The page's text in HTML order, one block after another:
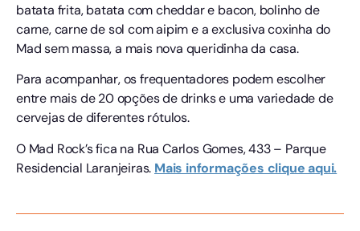
batata frita, batata com cheddar e bacon, bolinho de
carne, carne de sol com aipim e a exclusiva coxinha do
Mad sem massa, a mais nova queridinha da casa.
Para acompanhar, os frequentadores podem escolher
entre mais de 20 opções de drinks e uma variedade de
cervejas de diferentes rótulos.
O Mad Rock’s fica na Rua Carlos Gomes, 433 – Parque
Residencial Laranjeiras. Mais informações clique aqui.